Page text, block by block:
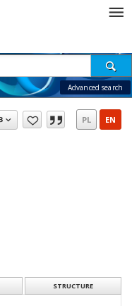
Advanced search
PL EN
STRUCTURE